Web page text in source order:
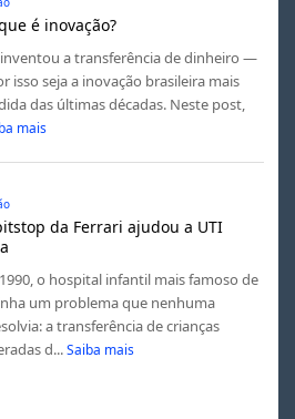
é inovação?
a transferência de dinheiro —
isso seja a inovação brasileira mais
das últimas décadas. Neste post,
mais
da Ferrari ajudou a UTI
o hospital infantil mais famoso de
um problema que nenhuma
a transferência de crianças
d... Saiba mais